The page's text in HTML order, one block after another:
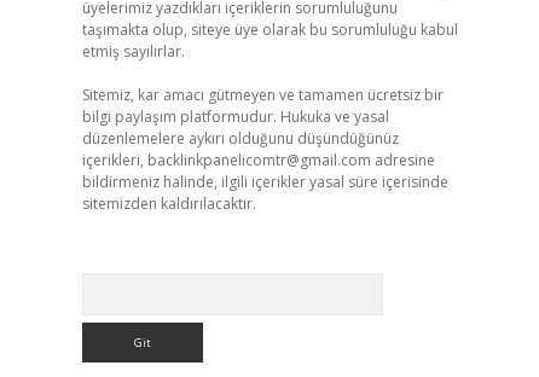
üyelerimiz yazdıkları içeriklerin sorumluluğunu
taşımakta olup, siteye üye olarak bu sorumluluğu kabul
etmiş sayılırlar.
Sitemiz, kar amacı gütmeyen ve tamamen ücretsiz bir
bilgi paylaşım platformudur. Hukuka ve yasal
düzenlemelere aykırı olduğunu düşündüğünüz
içerikleri, backlinkpanelicomtr@gmail.com adresine
bildirmeniz halinde, ilgili içerikler yasal süre içerisinde
sitemizden kaldırılacaktır.